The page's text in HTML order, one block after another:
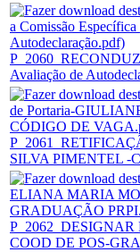
Avaliação de
SILVA PIMENTEL -
COOD DE POS-